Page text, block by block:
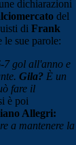
dichiarazioni
del
di Frank
sue parole:
7 gol all'anno e
Gila? È un
fare il
è poi
Allegri:
a mantenere la